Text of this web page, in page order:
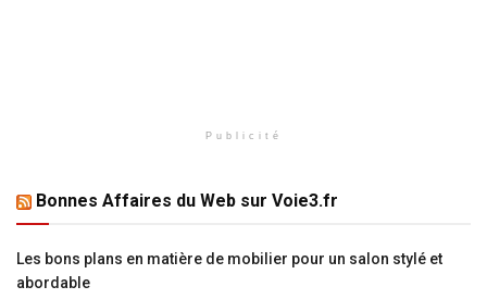
Publicité
Bonnes Affaires du Web sur Voie3.fr
Les bons plans en matière de mobilier pour un salon stylé et
abordable